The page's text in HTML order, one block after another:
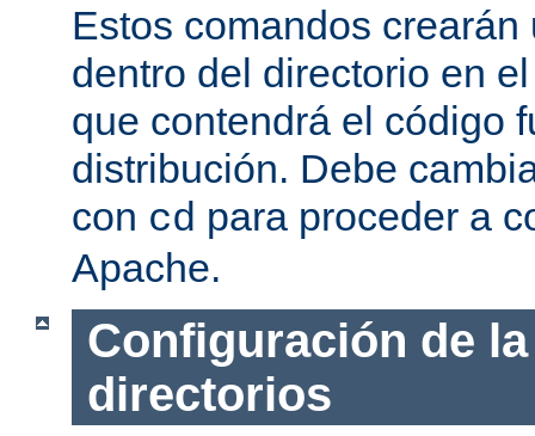
Estos comandos
dentro del directorio en
que contendrá el código
distribución. Debe
con cd para proceder a
Apache.
Configuración de
directorios